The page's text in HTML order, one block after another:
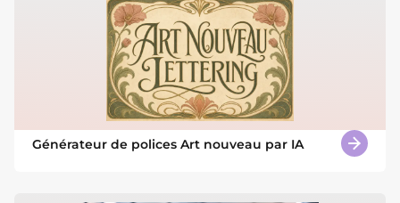
Générateur de polices Art nouveau par IA